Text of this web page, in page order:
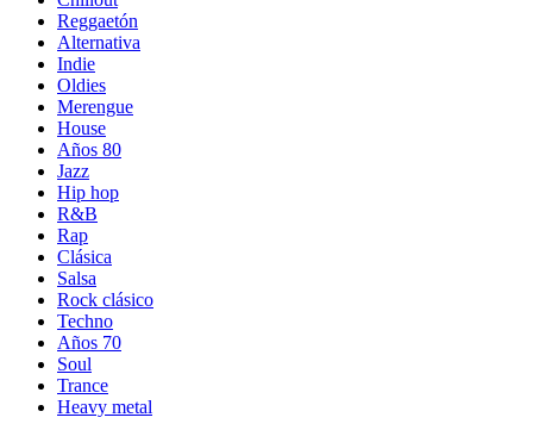
Reggaetón
Alternativa
Indie
Oldies
Merengue
House
Años 80
Jazz
Hip hop
R&B
Rap
Clásica
Salsa
Rock clásico
Techno
Años 70
Soul
Trance
Heavy metal